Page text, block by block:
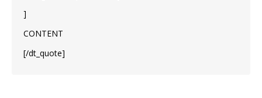
]
CONTENT
[/dt_quote]